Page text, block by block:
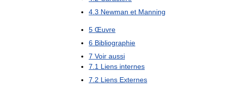
4 3 Newman et Manning
5 Œuvre
6 Bibliographie
7 Voir aussi
7 1 Liens internes
7 2 Liens Externes